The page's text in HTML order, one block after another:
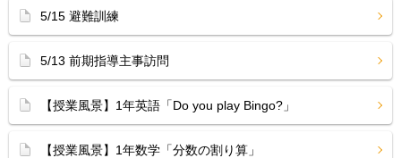
5/15 避難訓練
5/13 前期指導主事訪問
【授業風景】1年英語「Do you play Bingo?」
【授業風景】1年数学「分数の割り算」